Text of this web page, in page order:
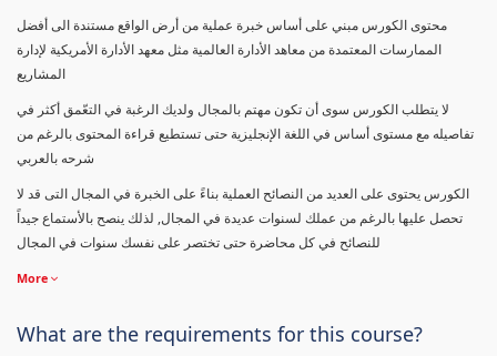
محتوى الكورس مبني على أساس خبرة عملية من أرض الواقع مستندة الى أفضل
الممارسات المعتمدة من معاهد الأدارة العالمية مثل معهد الأدارة الأمريكية لإدارة
المشاريع
لا يتطلب الكورس سوى أن تكون مهتم بالمجال ولديك الرغبة في التعّمق أكثر في
تفاصيله مع مستوى أساس في اللغة الإنجليزية حتى تستطيع قراءة المحتوى بالرغم من
شرحه بالعربي
الكورس يحتوى على العديد من النصائح العملية بناءً على الخبرة في المجال التى قد لا
تحصل عليها بالرغم من عملك لسنوات عديدة في المجال, لذلك ينصح بالأستماع جيداً
للنصائح في كل محاضرة حتى تختصر على نفسك سنوات في المجال
More
What are the requirements for this course?